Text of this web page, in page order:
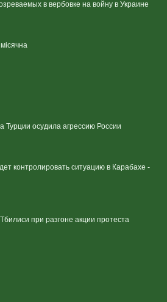
в вербовке на войну в Украине
Турции осудила агрессию России
контролировать ситуацию в Карабахе -
при разгоне акции протеста